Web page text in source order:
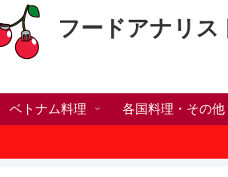
フードアナリ
ベトナム料理 各国料理・その他